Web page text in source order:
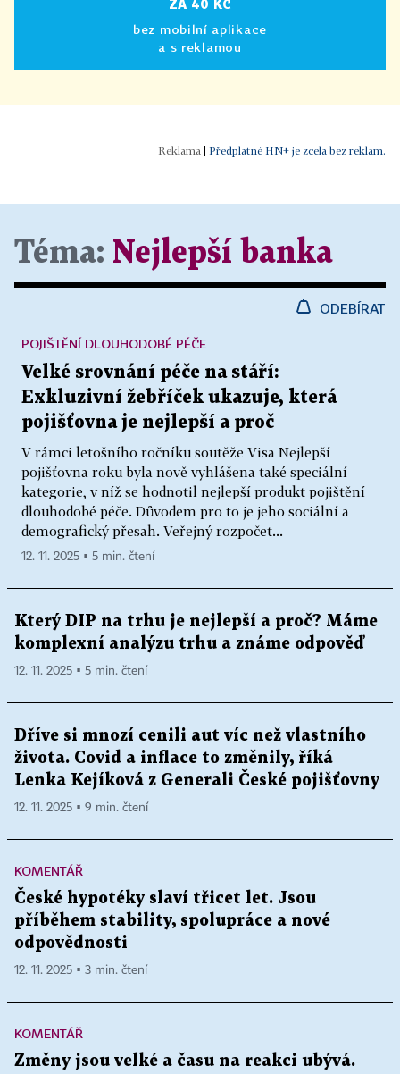
ZA 40 KČ
bez mobilní aplikace
a s reklamou
Předplatné HN+ je zcela bez reklam.
Téma: Nejlepší banka
ODEBÍRAT
Velké srovnání péče na stáří:
Exkluzivní žebříček ukazuje, která
pojišťovna je nejlepší a proč
V rámci letošního ročníku soutěže Visa Nejlepší
pojišťovna roku byla nově vyhlášena také speciální
kategorie, v níž se hodnotil nejlepší produkt pojištění
dlouhodobé péče. Důvodem pro to je jeho sociální a
demografický přesah. Veřejný rozpočet...
POJIŠTĚNÍ DLOUHODOBÉ PÉČE
12. 11. 2025 ▪ 5 min. čtení
Který DIP na trhu je nejlepší a proč? Máme
komplexní analýzu trhu a známe odpověď
12. 11. 2025 ▪ 5 min. čtení
Dříve si mnozí cenili aut víc než vlastního
života. Covid a inflace to změnily, říká
Lenka Kejíková z Generali České pojišťovny
12. 11. 2025 ▪ 9 min. čtení
KOMENTÁŘ
České hypotéky slaví třicet let. Jsou
příběhem stability, spolupráce a nové
odpovědnosti
12. 11. 2025 ▪ 3 min. čtení
KOMENTÁŘ
Změny jsou velké a času na reakci ubývá.